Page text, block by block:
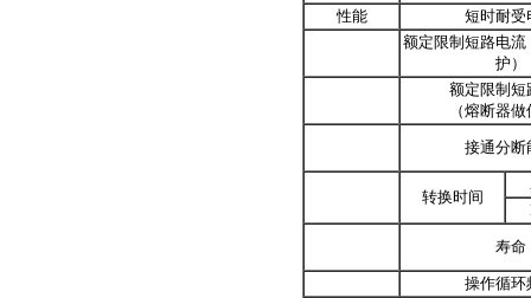
性能
短时耐受
额定限制短路电流
护）
额定限制短
（熔断器
接通分断
转换时间
寿命
操作循环